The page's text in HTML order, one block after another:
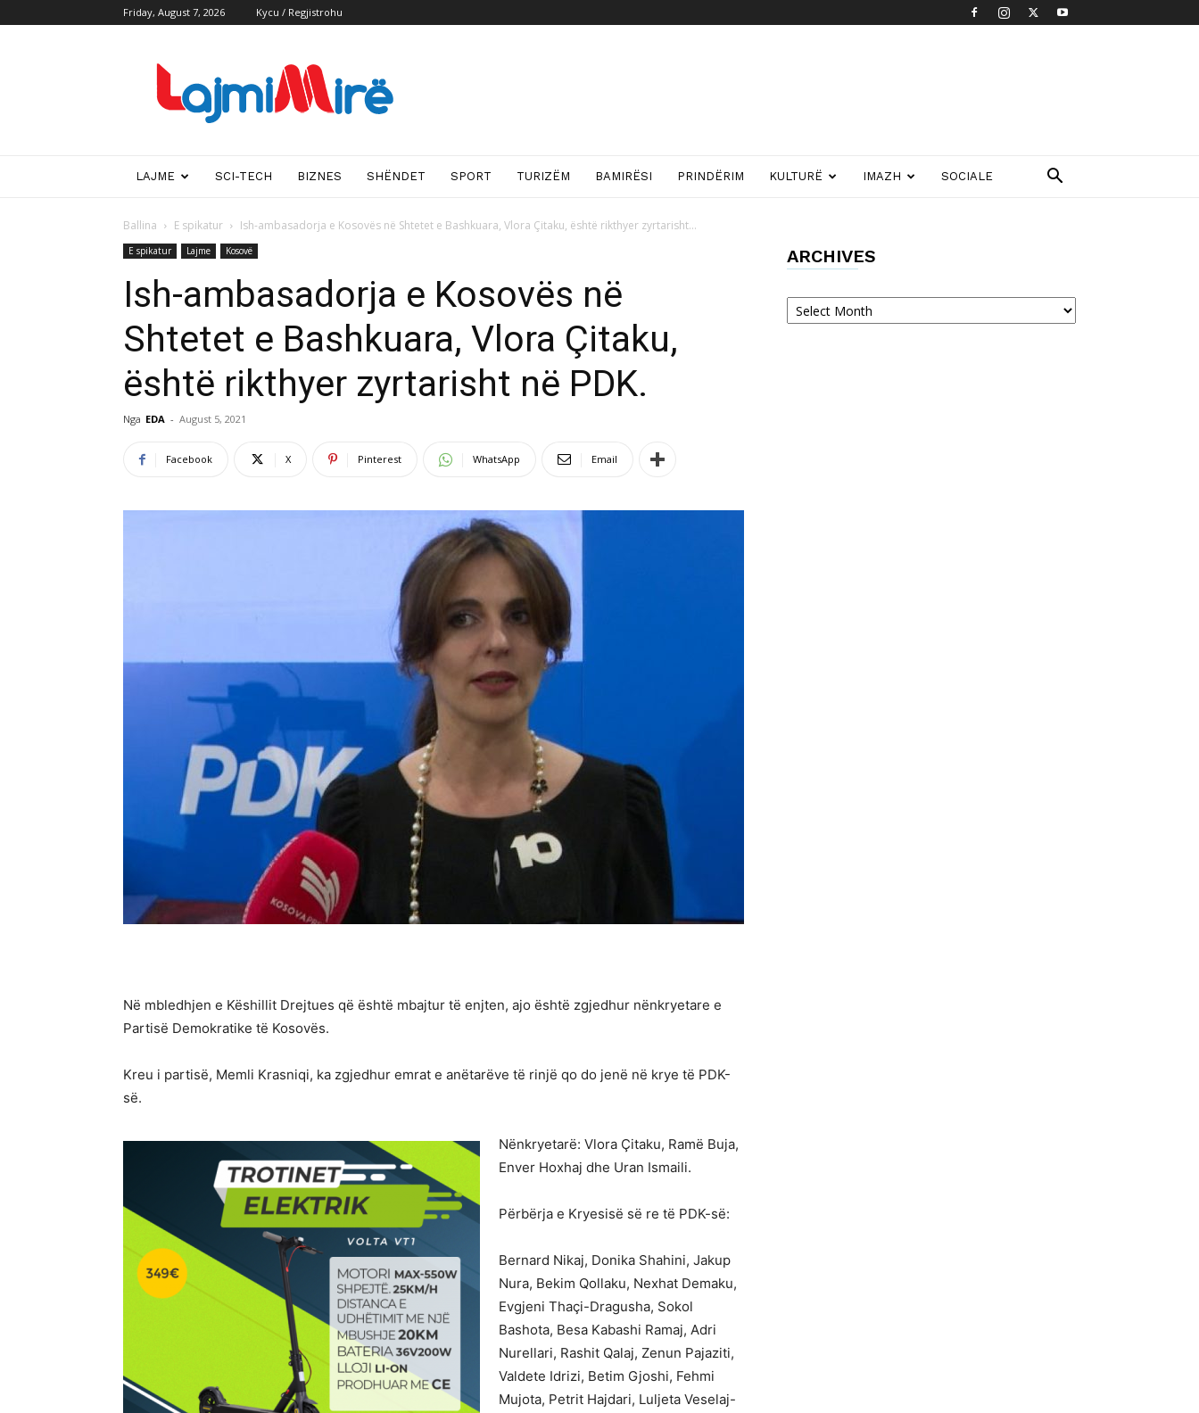
Friday, August 7, 2026 Kycu / Regjistrohu
mire
LAJME SCI-TECH BIZNES SHËNDET SPORT TURIZËM BAMIRËSI PRINDËRIM KULTURË IMAZH SOCIALE
Ballina E spikatur Ish-ambasadorja e Kosovës në Shtetet e Bashkuara, Vlora Çitaku, është rikthyer zyrtarisht...
E spikatur Lajme Kosovë
Ish-ambasadorja e Kosovës në
Shtetet e Bashkuara, Vlora Çitaku,
është rikthyer zyrtarisht në PDK.
Nga EDA - August 5, 2021
Facebook X Pinterest WhatsApp Email
Në mbledhjen e Këshillit Drejtues që është mbajtur të enjten, ajo është zgjedhur nënkryetare e
Partisë Demokratike të Kosovës.
Kreu i partisë, Memli Krasniqi, ka zgjedhur emrat e anëtarëve të rinjë qo do jenë në krye të PDK-
së.
Nënkryetarë: Vlora Çitaku, Ramë Buja,
Enver Hoxhaj dhe Uran Ismaili.
Përbërja e Kryesisë së re të PDK-së:
Bernard Nikaj, Donika Shahini, Jakup
Nura, Bekim Qollaku, Nexhat Demaku,
Evgjeni Thaçi-Dragusha, Sokol
Bashota, Besa Kabashi Ramaj, Adri
Nurellari, Rashit Qalaj, Zenun Pajaziti,
Valdete Idrizi, Betim Gjoshi, Fehmi
Mujota, Petrit Hajdari, Luljeta Veselaj-
ARCHIVES
Archives